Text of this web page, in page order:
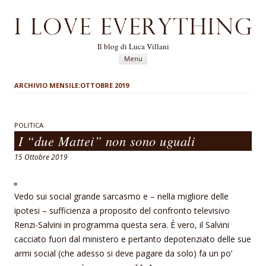
Il blog di Luca Villani
Menu
ARCHIVIO MENSILE:OTTOBRE 2019
POLITICA
I “due Mattei” non sono uguali
15 Ottobre 2019
Vedo sui social grande sarcasmo e – nella migliore delle
ipotesi – sufficienza a proposito del confronto televisivo
Renzi-Salvini in programma questa sera. È vero, il Salvini
cacciato fuori dal ministero e pertanto depotenziato delle sue
armi social (che adesso si deve pagare da solo) fa un po’